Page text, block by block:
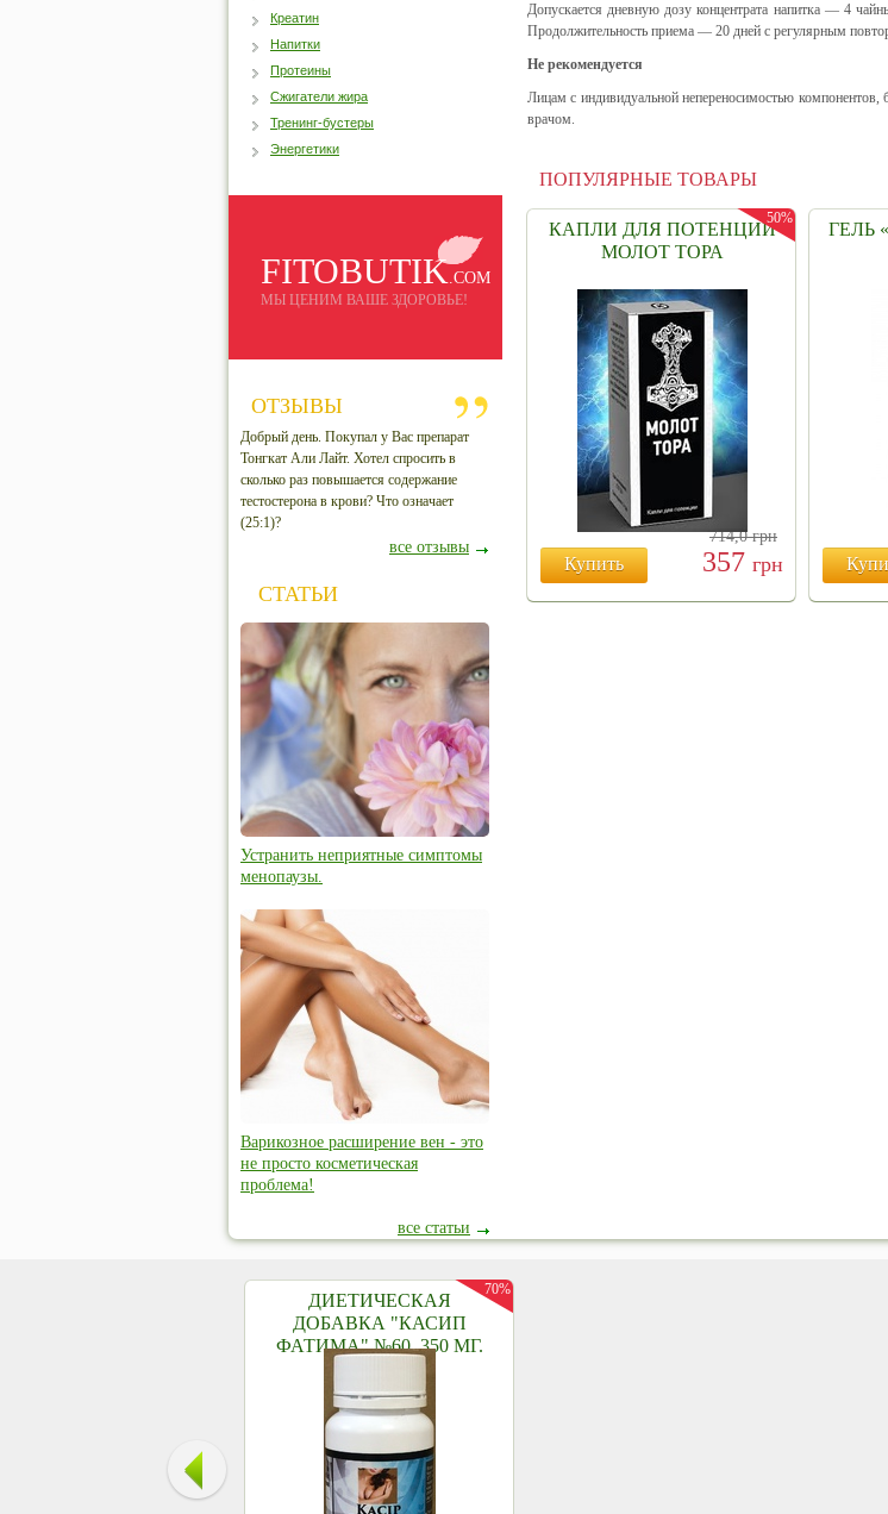
Допускается дневную дозу концентрата напитка — 4
Продолжительность приема — 20 дней с регулярным
Не рекомендуется
Лицам с индивидуальной непереносимостью
врачом.
ПОПУЛЯРНЫЕ ТОВАРЫ
КАПЛИ ДЛЯ ПОТЕНЦИИ
МОЛОТ ТОРА
Купить
714,0грн
357 грн
50%
ГЕЛЬ
Креатин
Напитки
Протеины
Сжигатели жира
Тренинг-бустеры
Энергетики
FITOBUTIK.COM
МЫ ЦЕНИМ ВАШЕ ЗДОРОВЬЕ!
ОТЗЫВЫ
Добрый день. Покупал у Вас препарат
Тонгкат Али Лайт. Хотел спросить в
сколько раз повышается содержание
тестостерона в крови? Что означает
(25:1)?
все отзывы
СТАТЬИ
Устранить неприятные симптомы
менопаузы.
Варикозное расширение вен - это
не просто косметическая
проблема!
все статьи
ДИЕТИЧЕСКАЯ
ДОБАВКА "КАСИП
ФАТИМА" №60, 350 МГ.
70%